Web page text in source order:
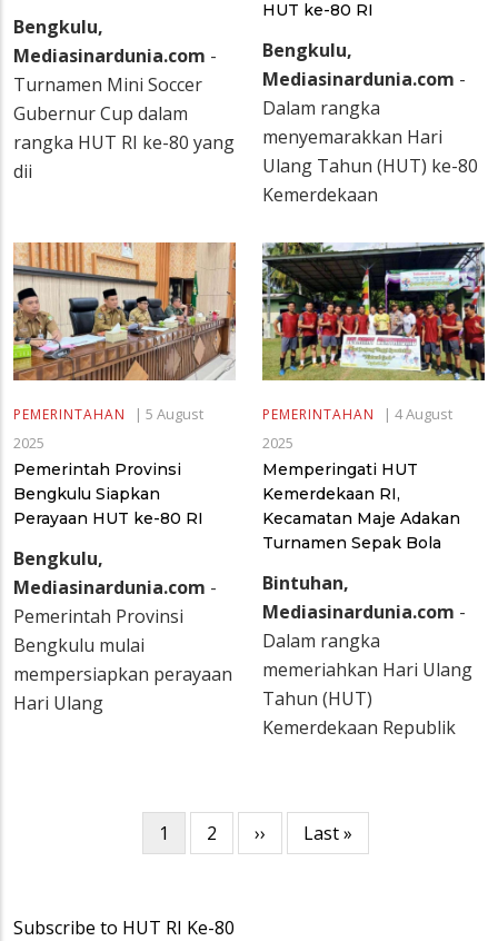
Bengkulu,
Mediasinardunia.com -
Turnamen Mini Soccer
Gubernur Cup dalam
rangka HUT RI ke-80 yang
dii
HUT ke-80 RI
Bengkulu,
Mediasinardunia.com -
Dalam rangka
menyemarakkan Hari
Ulang Tahun (HUT) ke-80
Kemerdekaan
PEMERINTAHAN | 5 August
2025
Pemerintah Provinsi
Bengkulu Siapkan
Perayaan HUT ke-80 RI
Bengkulu,
Mediasinardunia.com -
Pemerintah Provinsi
Bengkulu mulai
mempersiapkan perayaan
Hari Ulang
PEMERINTAHAN | 4 August
2025
Memperingati HUT
Kemerdekaan RI,
Kecamatan Maje Adakan
Turnamen Sepak Bola
Bintuhan,
Mediasinardunia.com -
Dalam rangka
memeriahkan Hari Ulang
Tahun (HUT)
Kemerdekaan Republik
Current
page
1 Page
2
Next
page
››
Last
page
Last »
Subscribe to HUT RI Ke-80